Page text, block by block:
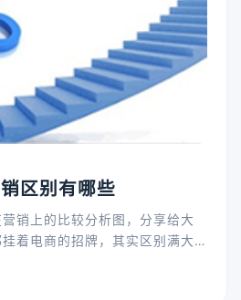
区别有哪些
销上的比较分析图，分享给大
着电商的招牌，其实区别满大